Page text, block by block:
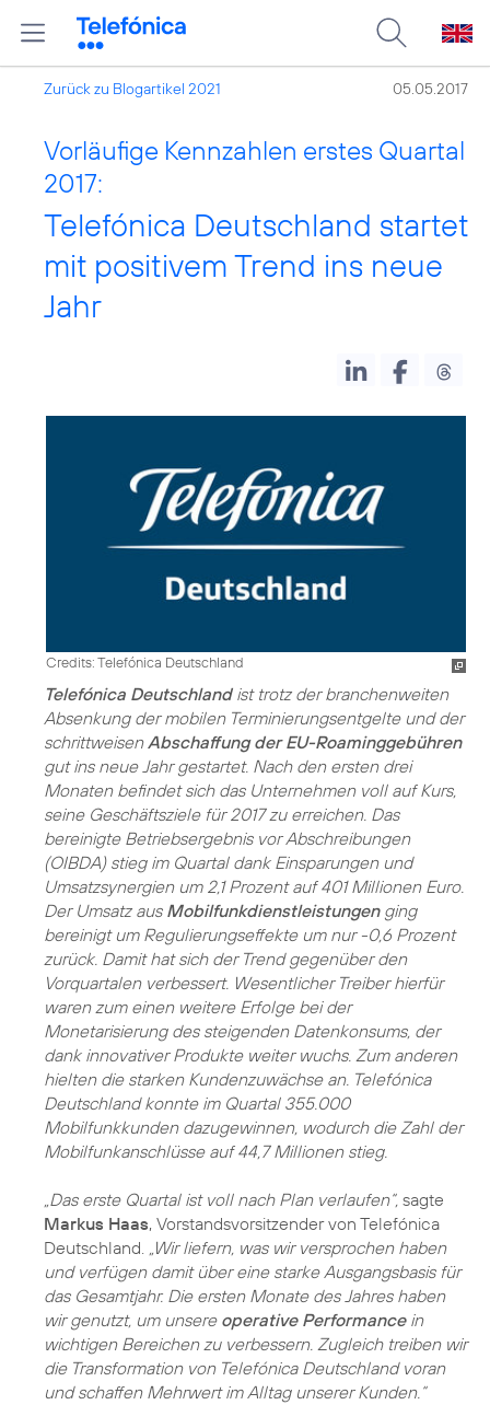
Zurück zu Blogartikel 2021 05.05.2017
Vorläufige Kennzahlen erstes Quartal
2017:
Telefónica Deutschland startet
mit positivem Trend ins neue
Jahr
Credits: Telefónica Deutschland
Telefónica Deutschlandist trotz der branchenweiten
Absenkung der mobilen Terminierungsentgelte und der
schrittweisenAbschaffung der EU-Roaminggebühren
gut ins neue Jahr gestartet. Nach den ersten drei
Monaten befindet sich das Unternehmen voll auf Kurs,
seine Geschäftsziele für 2017 zu erreichen. Das
bereinigte Betriebsergebnis vor Abschreibungen
(OIBDA) stieg im Quartal dank Einsparungen und
Umsatzsynergien um 2,1 Prozent auf 401 Millionen Euro.
Der Umsatz aus Mobilfunkdienstleistungenging
bereinigt um Regulierungseffekte um nur -0,6 Prozent
zurück. Damit hat sich der Trend gegenüber den
Vorquartalen verbessert. Wesentlicher Treiber hierfür
waren zum einen weitere Erfolge bei der
Monetarisierung des steigenden Datenkonsums, der
dank innovativer Produkte weiter wuchs. Zum anderen
hielten die starken Kundenzuwächse an. Telefónica
Deutschland konnte im Quartal 355.000
Mobilfunkkunden dazugewinnen, wodurch die Zahl der
Mobilfunkanschlüsse auf 44,7 Millionen stieg.
„Das erste Quartal ist voll nach Plan verlaufen“, sagte
Markus Haas, Vorstandsvorsitzender von Telefónica
Deutschland. „Wir liefern, was wir versprochen haben
und verfügen damit über eine starke Ausgangsbasis für
das Gesamtjahr. Die ersten Monate des Jahres haben
wir genutzt, um unsere operative Performancein
wichtigen Bereichen zu verbessern. Zugleich treiben wir
die Transformation von Telefónica Deutschland voran
und schaffen Mehrwert im Alltag unserer Kunden.“